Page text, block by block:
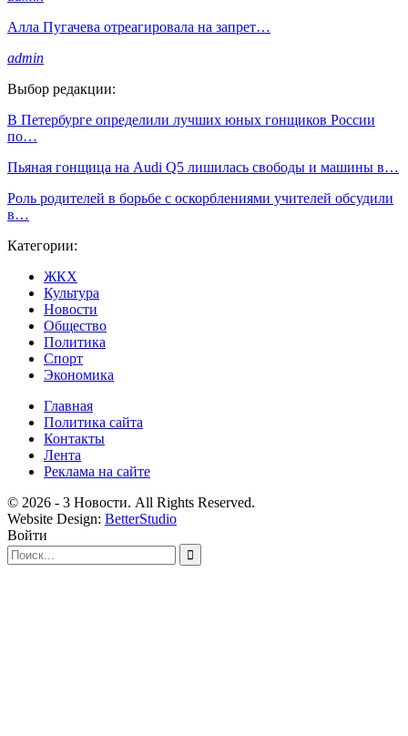
Алла Пугачева отреагировала на запрет…
admin
Выбор редакции:
В Петербурге определили лучших юных гонщиков России
по…
Пьяная гонщица на Audi Q5 лишилась свободы и машины в…
Роль родителей в борьбе с оскорблениями учителей обсудили
в…
Категории:
ЖКХ
Культура
Новости
Общество
Политика
Спорт
Экономика
Главная
Политика сайта
Контакты
Лента
Реклама на сайте
© 2026 - 3 Новости. All Rights Reserved.
Website Design: BetterStudio
Войти